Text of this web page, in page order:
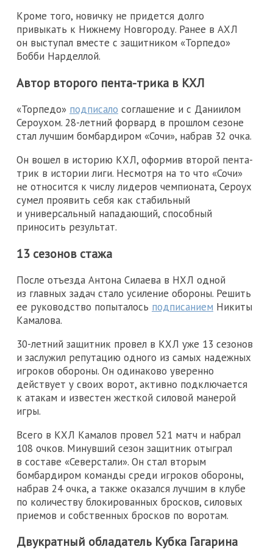
Кроме того, новичку не придется долго
привыкать к Нижнему Новгороду. Ранее в АХЛ
он выступал вместе с защитником «Торпедо»
Бобби Нарделлой.
Автор второго пента-трика в КХЛ
«Торпедо» подписало соглашение и с Даниилом
Сероухом. 28-летний форвард в прошлом сезоне
стал лучшим бомбардиром «Сочи», набрав 32 очка.
Он вошел в историю КХЛ, оформив второй пента-
трик в истории лиги. Несмотря на то что «Сочи»
не относится к числу лидеров чемпионата, Сероух
сумел проявить себя как стабильный
и универсальный нападающий, способный
приносить результат.
13 сезонов стажа
После отъезда Антона Силаева в НХЛ одной
из главных задач стало усиление обороны. Решить
ее руководство попыталось подписанием Никиты
Камалова.
30-летний защитник провел в КХЛ уже 13 сезонов
и заслужил репутацию одного из самых надежных
игроков обороны. Он одинаково уверенно
действует у своих ворот, активно подключается
к атакам и известен жесткой силовой манерой
игры.
Всего в КХЛ Камалов провел 521 матч и набрал
108 очков. Минувший сезон защитник отыграл
в составе «Северстали». Он стал вторым
бомбардиром команды среди игроков обороны,
набрав 24 очка, а также оказался лучшим в клубе
по количеству блокированных бросков, силовых
приемов и собственных бросков по воротам.
Двукратный обладатель Кубка Гагарина